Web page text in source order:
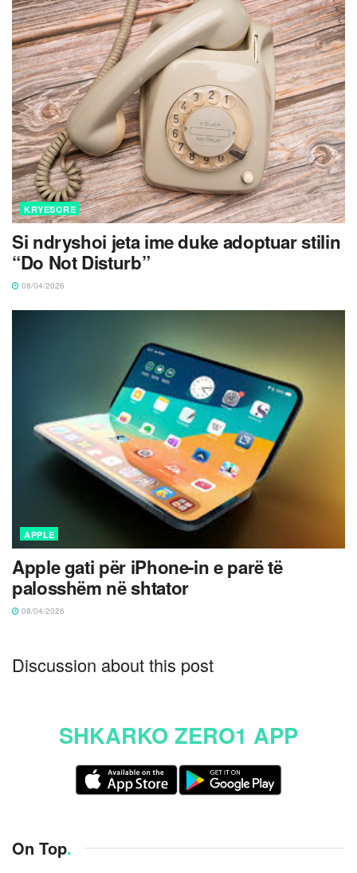
KRYESORE
Si ndryshoi jeta ime duke adoptuar stilin
“Do Not Disturb”
08/04/2026
APPLE
Apple gati për iPhone-in e parë të
palosshëm në shtator
08/04/2026
Discussion about this post
SHKARKO ZERO1 APP
On Top.